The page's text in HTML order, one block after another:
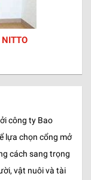
công ty Bao
lựa chọn cổng mở
cách sang trọng
vật nuôi và tài